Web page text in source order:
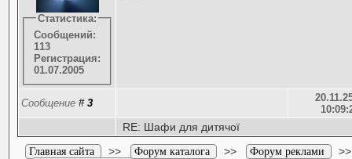
Статистика:
Сообщений:
113
Регистрация:
01.07.2005
Сообщение#3
RE: Шафи для дитячої
Главная сайта >> Форум каталога >> Форум реклами >>